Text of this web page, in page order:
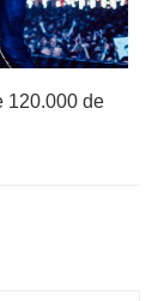
120.000 de